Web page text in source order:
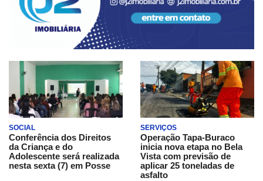
SOCIAL
Conferência dos Direitos
da Criança e do
Adolescente será realizada
nesta sexta (7) em Posse
SERVIÇOS
Operação Tapa-Buraco
inicia nova etapa no Bela
Vista com previsão de
aplicar 25 toneladas de
asfalto